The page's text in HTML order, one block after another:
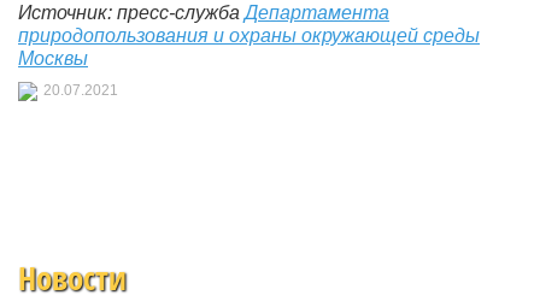
Источник: пресс-службаДепартамента
природопользования и охраны окружающей среды
Москвы
20.07.2021
Новости